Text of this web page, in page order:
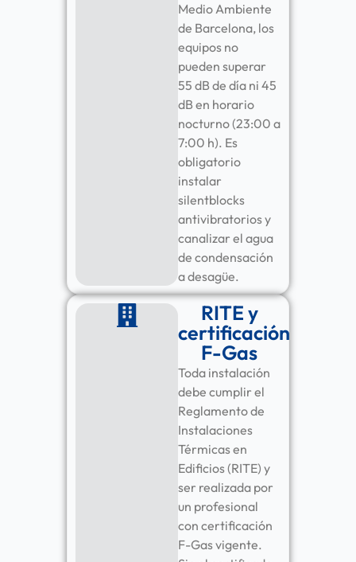
Medio Ambiente
de Barcelona, los
equipos no
pueden superar
55 dB de día ni 45
dB en horario
nocturno (23:00 a
7:00 h). Es
obligatorio
instalar
silentblocks
antivibratorios y
canalizar el agua
de condensación
a desagüe.
RITE y
certificación
F-Gas
Toda instalación
debe cumplir el
Reglamento de
Instalaciones
Térmicas en
Edificios (RITE) y
ser realizada por
un profesional
con certificación
F-Gas vigente.